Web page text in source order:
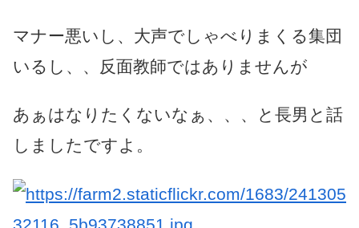
マナー悪いし、大声でしゃべりまくる集団
いるし、、反面教師ではありませんが
あぁはなりたくないなぁ、、、と長男と話
しましたですよ。